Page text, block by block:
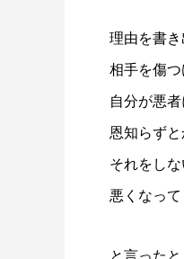
理由を書き
相手を傷つ
自分が悪者
恩知らずと
それをし
悪くなって
と言った